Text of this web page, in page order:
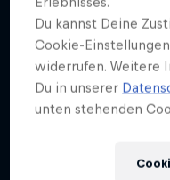
Du kannst Deine
Cookie-
widerrufen. Weitere
Du in unserer
unten stehenden